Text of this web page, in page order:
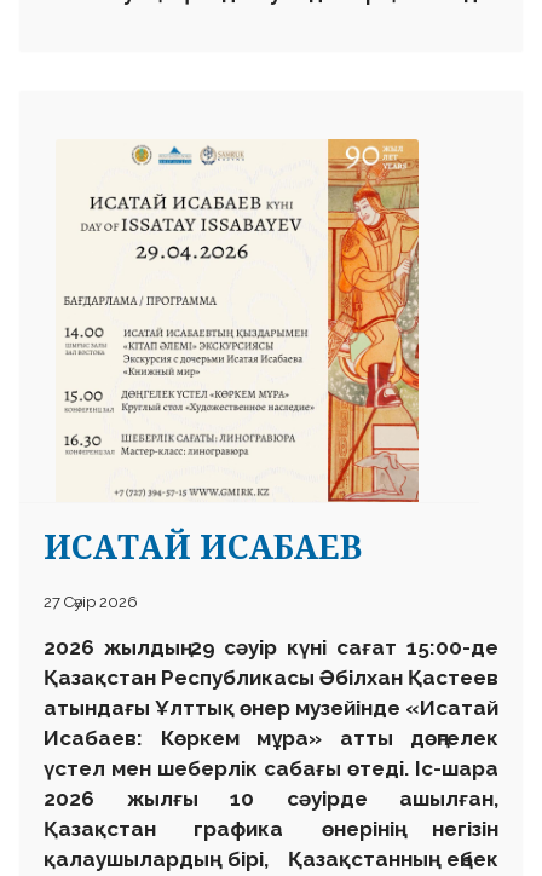
ИСАТАЙ ИСАБАЕВ
27 Сәуір 2026
2026 жылдың 29 сәуір күні сағат 15:00-де
Қазақстан Республикасы Әбілхан Қастеев
атындағы Ұлттық өнер музейінде «Исатай
Исабаев: Көркем мұра» атты дөңгелек
үстел мен шеберлік сабағы өтеді. Іс-шара
2026 жылғы 10 сәуірде ашылған,
Қазақстан графика өнерінің негізін
қалаушылардың бірі, Қазақстанның еңбек